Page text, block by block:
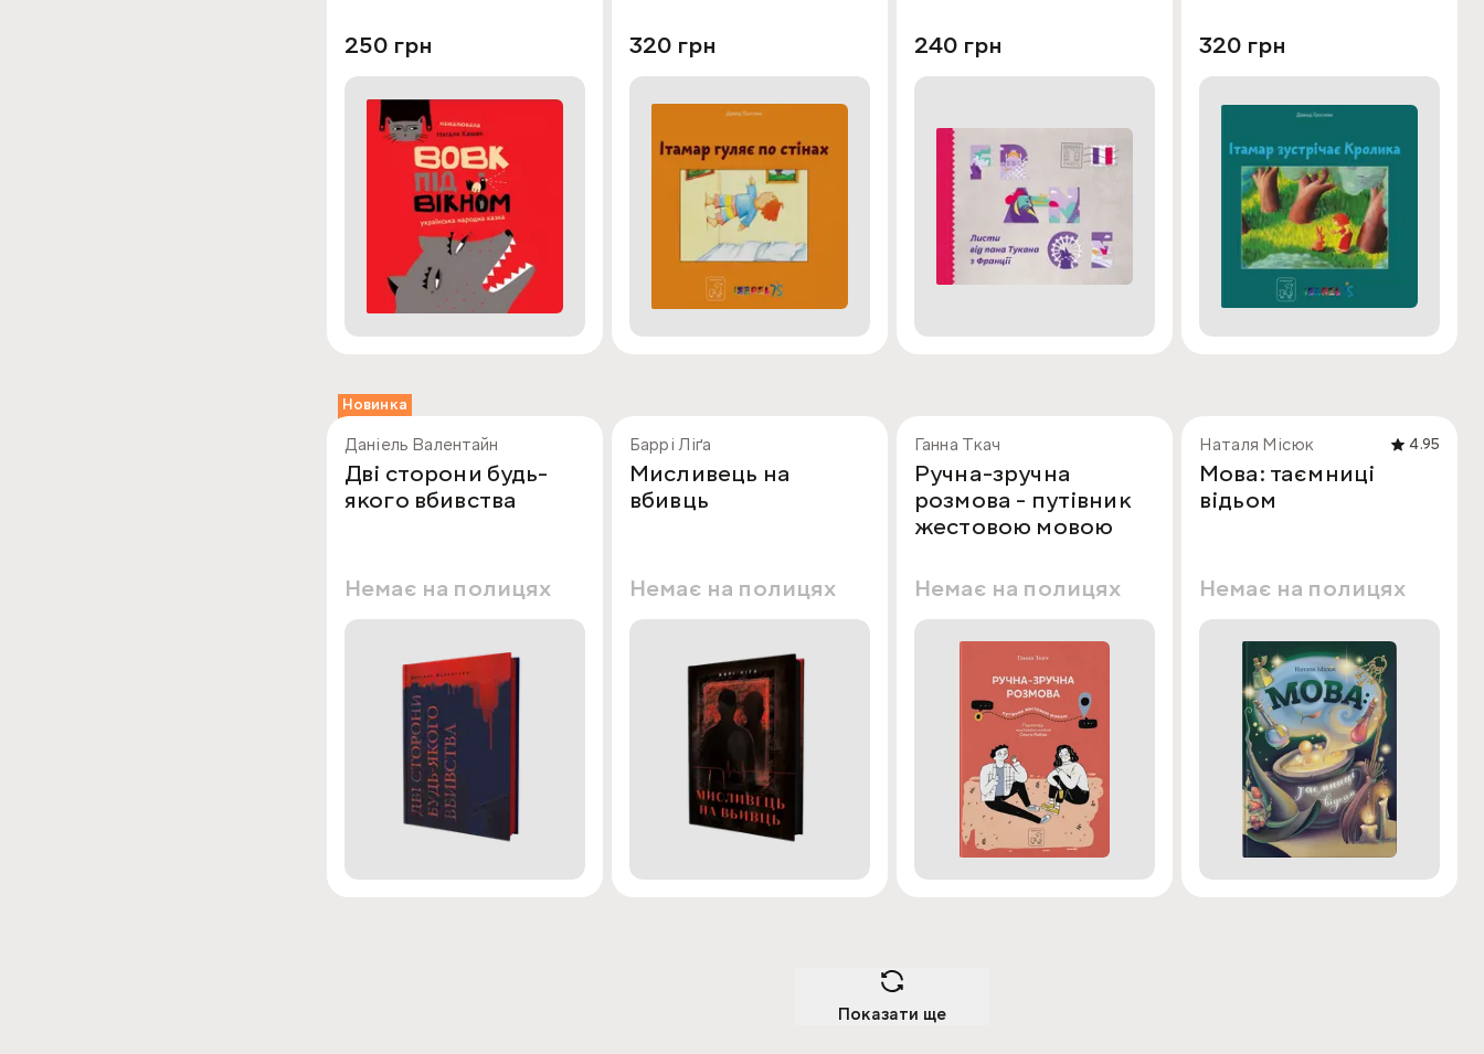
250 грн 320 грн 240 грн 320 грн
Новинка
Даніель Валентайн
Дві сторони будь-
якого вбивства
Немає на полицях
Баррі Ліґа
Мисливець на
вбивць
Немає на полицях
Ганна Ткач
Ручна-зручна
розмова - путівник
жестовою мовою
Немає на полицях
Наталя Місюк 4.95
Мова: таємниці
відьом
Немає на полицях
Показати ще